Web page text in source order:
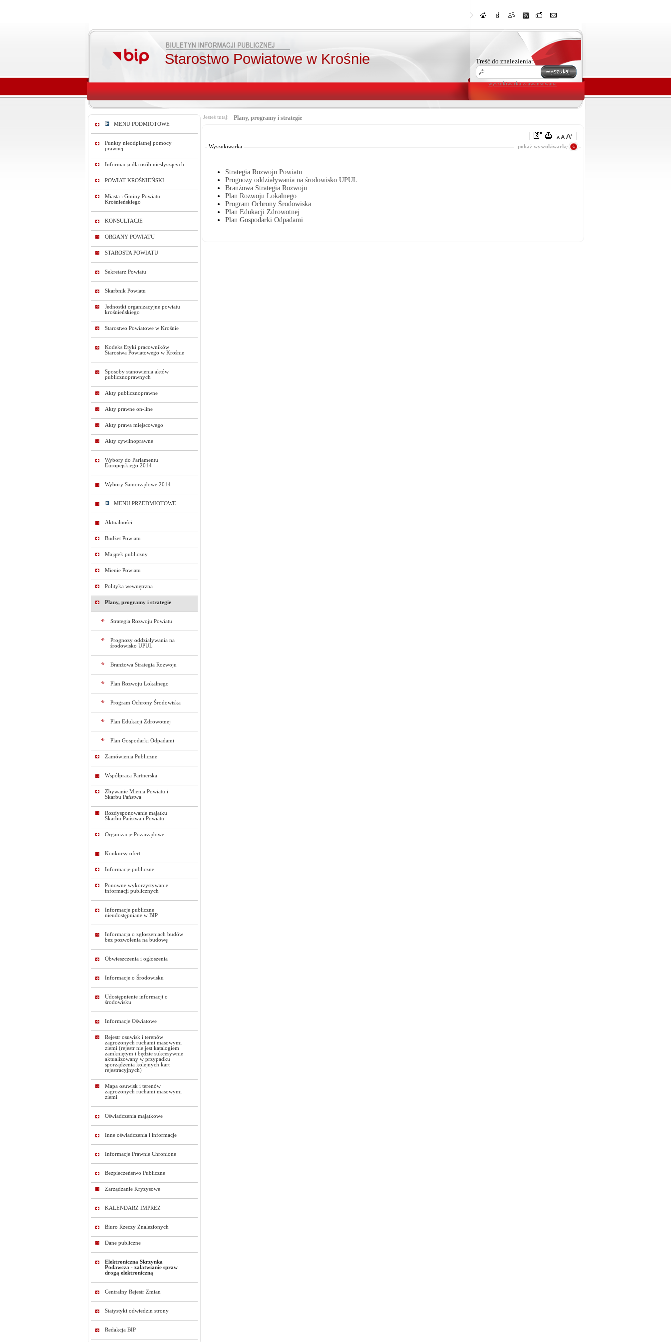
Starostwo Powiatowe w Krośnie Treść do znalezienia:
wyszukiwarka zaawansowana
MENU PODMIOTOWE
Punkty nieodpłatnej pomocy
prawnej
Informacja dla osób niesłyszących
POWIAT KROŚNIEŃSKI
Miasta i Gminy Powiatu
Krośnieńskiego
KONSULTACJE
ORGANY POWIATU
STAROSTA POWIATU
Sekretarz Powiatu
Skarbnik Powiatu
Jednostki organizacyjne powiatu
krośnieńskiego
Starostwo Powiatowe w Krośnie
Kodeks Etyki pracowników
Starostwa Powiatowego w Krośnie
Sposoby stanowienia aktów
publicznoprawnych
Akty publicznoprawne
Akty prawne on-line
Akty prawa miejscowego
Akty cywilnoprawne
Wybory do Parlamentu
Europejskiego 2014
Wybory Samorządowe 2014
MENU PRZEDMIOTOWE
Aktualności
Budżet Powiatu
Majątek publiczny
Mienie Powiatu
Polityka wewnętrzna
Plany, programy i strategie
Strategia Rozwoju Powiatu
Prognozy oddziaływania na
środowisko UPUL
Branżowa Strategia Rozwoju
Plan Rozwoju Lokalnego
Program Ochrony Środowiska
Plan Edukacji Zdrowotnej
Plan Gospodarki Odpadami
Zamówienia Publiczne
Współpraca Partnerska
Zbywanie Mienia Powiatu i
Skarbu Państwa
Rozdysponowanie majątku
Skarbu Państwa i Powiatu
Organizacje Pozarządowe
Konkursy ofert
Informacje publiczne
Ponowne wykorzystywanie
informacji publicznych
Informacje publiczne
nieudostępniane w BIP
Informacja o zgłoszeniach budów
bez pozwolenia na budowę
Obwieszczenia i ogłoszenia
Informacje o Środowisku
Udostępnienie informacji o
środowisku
Informacje Oświatowe
Rejestr osuwisk i terenów
zagrożonych ruchami masowymi
ziemi (rejestr nie jest katalogiem
zamkniętym i będzie sukcesywnie
aktualizowany w przypadku
sporządzenia kolejnych kart
rejestracyjnych)
Mapa osuwisk i terenów
zagrożonych ruchami masowymi
ziemi
Oświadczenia majątkowe
Inne oświadczenia i informacje
Informacje Prawnie Chronione
Bezpieczeństwo Publiczne
Zarządzanie Kryzysowe
KALENDARZ IMPREZ
Biuro Rzeczy Znalezionych
Dane publiczne
Elektroniczna Skrzynka
Podawcza - załatwianie spraw
drogą elektroniczną
Centralny Rejestr Zmian
Statystyki odwiedzin strony
Redakcja BIP
Jesteś tutaj: Plany, programy i strategie
Wyszukiwarka pokaż wyszukiwarkę
Strategia Rozwoju Powiatu
Prognozy oddziaływania na środowisko UPUL
Branżowa Strategia Rozwoju
Plan Rozwoju Lokalnego
Program Ochrony Środowiska
Plan Edukacji Zdrowotnej
Plan Gospodarki Odpadami